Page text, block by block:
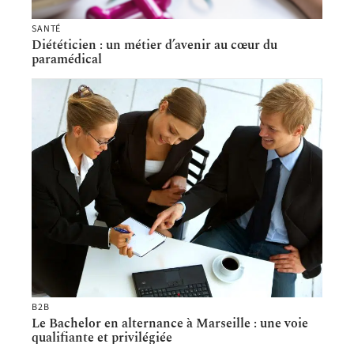
SANTÉ
Diététicien : un métier d’avenir au cœur du
paramédical
B2B
Le Bachelor en alternance à Marseille : une voie
qualifiante et privilégiée